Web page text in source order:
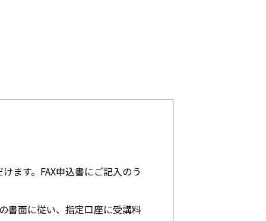
ます。FAX申込書にご記入のう
書面に従い、指定口座に受講料